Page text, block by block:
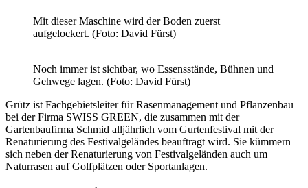
Mit dieser Maschine wird der Boden zuerst
aufgelockert. (Foto: David Fürst)
Noch immer ist sichtbar, wo Essensstände, Bühnen und
Gehwege lagen. (Foto: David Fürst)
Grütz ist Fachgebietsleiter für Rasenmanagement und Pflanzenbau
bei der Firma SWISS GREEN, die zusammen mit der
Gartenbaufirma Schmid alljährlich vom Gurtenfestival mit der
Renaturierung des Festivalgeländes beauftragt wird. Sie kümmern
sich neben der Renaturierung von Festivalgeländen auch um
Naturrasen auf Golfplätzen oder Sportanlagen.